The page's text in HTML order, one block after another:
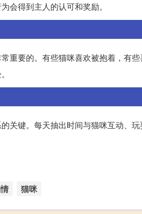
会得到主人的认可和奖励。
重要的。有些猫咪喜欢被抱着，有
关键。每天抽出时间与猫咪互动、
猫咪